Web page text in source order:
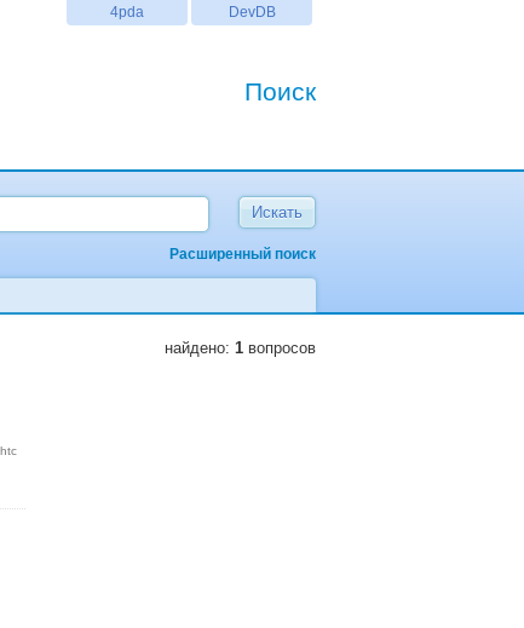
DevDB
4pda
Поиск
Расширенный поиск
найдено: 1 вопросов
htc